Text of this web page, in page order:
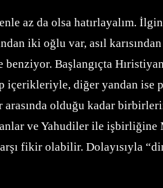
az da olsa hatırlayalım.
iki oğlu var, asıl
Başlangıçta
içerikleriyle, diğer yandan
olduğu kadar
ve Yahudiler ile işbirliğine
fikir olabilir. Dolayısıyla